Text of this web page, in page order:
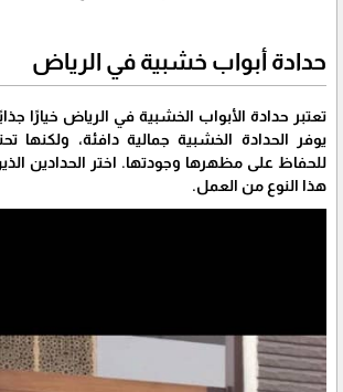
حدادة أبواب خشبية في الرياض
تعتبر حدادة الأبواب الخشبية في الرياض خيارًا
يوفر الحدادة الخشبية جمالية دافئة، ولكنها
للحفاظ على مظهرها وجودتها. اختر الحدادين
هذا النوع من العمل.